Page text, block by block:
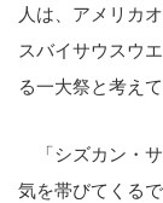
人は、アメリカ
スバイサウスウ
る一大祭と考え
「シズカン・
気を帯びてくる